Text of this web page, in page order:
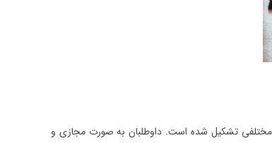
مختلفی تشکیل شده است. داوطلبان به صورت مجازی و